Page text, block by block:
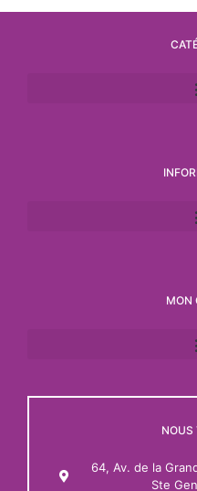
MON
NOUS
64, Av. de la
Ste